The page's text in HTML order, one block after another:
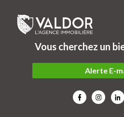
Vous cherchez un
Alerte E-